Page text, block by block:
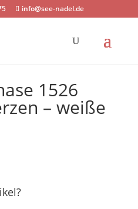
info@see-nadel.de
1526
– weiße